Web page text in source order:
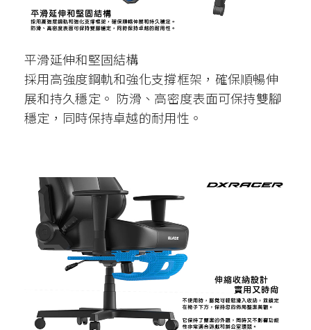
平滑延伸和堅固結構
採用高強度鋼軌和強化支撐框架，確保順暢伸
展和持久穩定。 防滑、高密度表面可保持雙腳
穩定，同時保持卓越的耐用性。